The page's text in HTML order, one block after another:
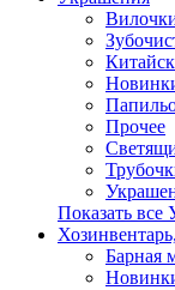
Прочее
Показать все
Барная